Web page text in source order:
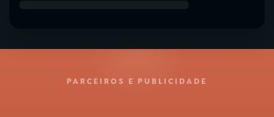
PARCEIROS E PUBLICIDADE